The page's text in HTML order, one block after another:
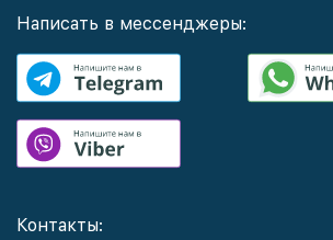
Написать в мессенджеры:
Контакты: